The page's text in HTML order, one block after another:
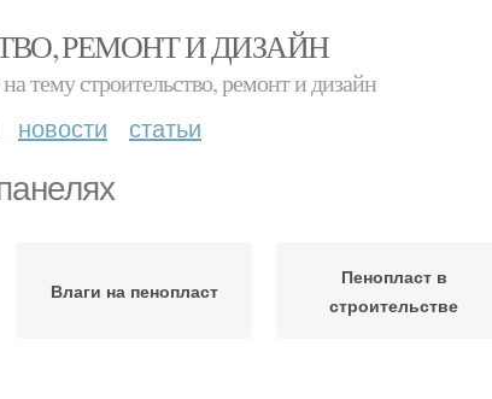
РЕМОНТ И ДИЗАЙН
тему строительство, ремонт и дизайн
новости статьи
Влаги на пенопласт
Пенопласт в
строительстве